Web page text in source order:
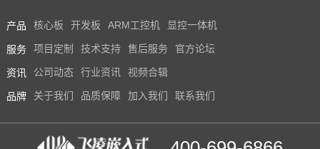
产品 核心板 开发板 ARM工控机 显控一体机
服务 项目定制 技术支持 售后服务 官方论坛
资讯 公司动态 行业资讯 视频合辑
品牌 关于我们 品质保障 加入我们 联系我们